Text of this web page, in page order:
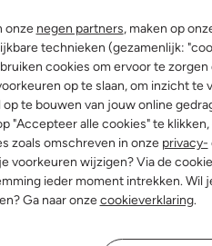
onze negen partners, maken op
technieken (gezamenlijk:
cookies om ervoor te
op te slaan, om inzicht te
op te bouwen van jouw online
"Accepteer alle cookies" te
zoals omschreven in onze privacy-
voorkeuren wijzigen? Via de
ieder moment intrekken. Wil
Ga naar onzecookieverklaring.
En 22% Elastaan
Hoge Taille